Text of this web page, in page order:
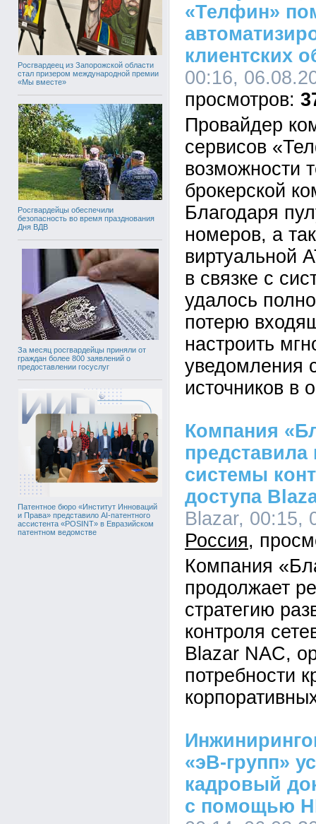
Росгвардеец из Запорожской области
стал призером международной премии
«Мы вместе»
Росгвардейцы обеспечили
безопасность во время празднования
Дня ВДВ
За месяц росгвардейцы приняли от
граждан более 800 заявлений о
предоставлении госуслуг
Патентное бюро «Институт Инноваций
и Права» представило AI-патентного
ассистента «POSINT» в Евразийском
патентном ведомстве
«Телфин»
клиентских
00:16,
Провайдер
сервисов
возможности
брокерской
Благодаря
номеров, а
виртуальной
в связке с
удалось
потерю
настроить
уведомления
источников в
Компания
системы
доступа
Blazar, 00:15,
Россия
Компания
продолжает
стратегию
контроля
Blazar NAC,
потребности
«эВ-групп»
кадровый
с помощью